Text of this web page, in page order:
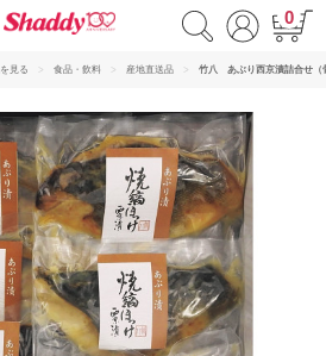
0
見る 食品・飲料 産地直送品 竹八 あぶり西京漬詰合せ（